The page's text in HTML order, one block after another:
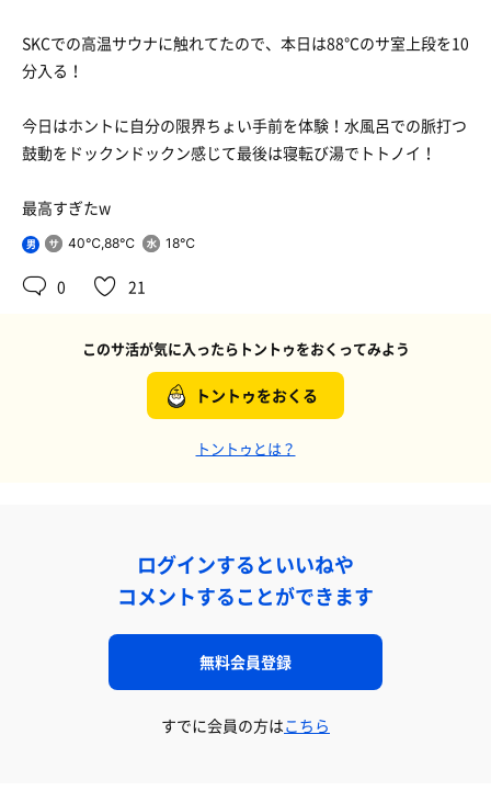
SKCでの高温サウナに触れてたので、本日は88℃のサ室上段を10
分入る！
今日はホントに自分の限界ちょい手前を体験！水風呂での脈打つ
鼓動をドックンドックン感じて最後は寝転び湯でトトノイ！
最高すぎたw
男 40℃,88℃ 18℃
0 21
このサ活が気に入ったらトントゥをおくってみよう
トントゥをおくる
トントゥとは？
ログインするといいねや
コメントすることができます
無料会員登録
すでに会員の方はこちら